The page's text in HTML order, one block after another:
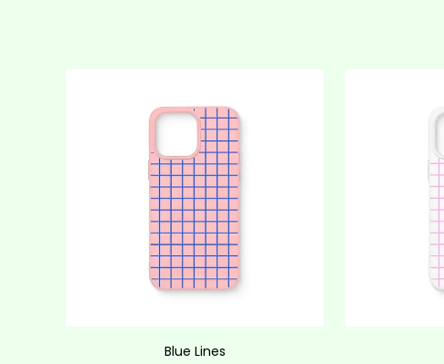
Blue Lines